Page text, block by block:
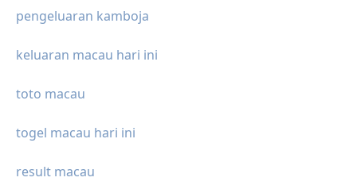
pengeluaran kamboja
keluaran macau hari ini
toto macau
togel macau hari ini
result macau